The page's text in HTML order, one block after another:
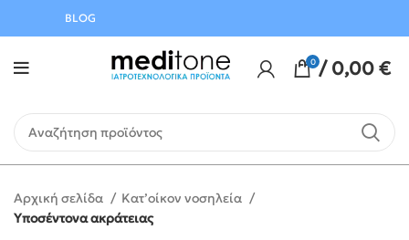
BLOG
0 / 0,00€
Αρχική σελίδα
Κατ’οίκον νοσηλεία
Υποσέντονα ακράτειας
Αυγούστου